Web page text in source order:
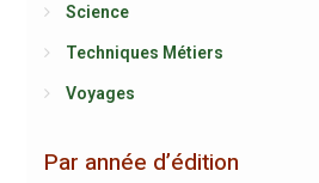
Science
Techniques Métiers
Voyages
Par année d’édition